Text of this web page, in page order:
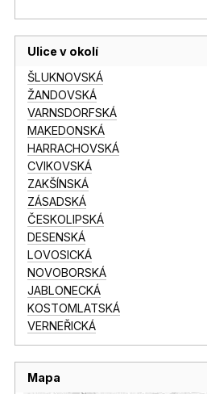
Ulice v okolí
ŠLUKNOVSKÁ
ŽANDOVSKÁ
VARNSDORFSKÁ
MAKEDONSKÁ
HARRACHOVSKÁ
CVIKOVSKÁ
ZAKŠÍNSKÁ
ZÁSADSKÁ
ČESKOLIPSKÁ
DESENSKÁ
LOVOSICKÁ
NOVOBORSKÁ
JABLONECKÁ
KOSTOMLATSKÁ
VERNEŘICKÁ
Mapa